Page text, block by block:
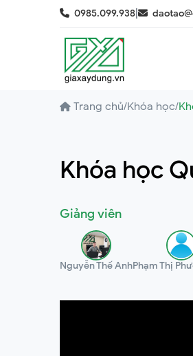
0985.099.938
Trang chủ/Khóa học/
Khóa học
Giảng viên
Nguyễn Thế AnhPhạm Thị